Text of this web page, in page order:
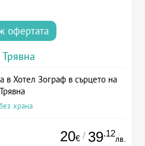
офертата
Трявна
в Хотел Зограф в сърцето на
Трявна
храна
20€ / 39.12
лв.